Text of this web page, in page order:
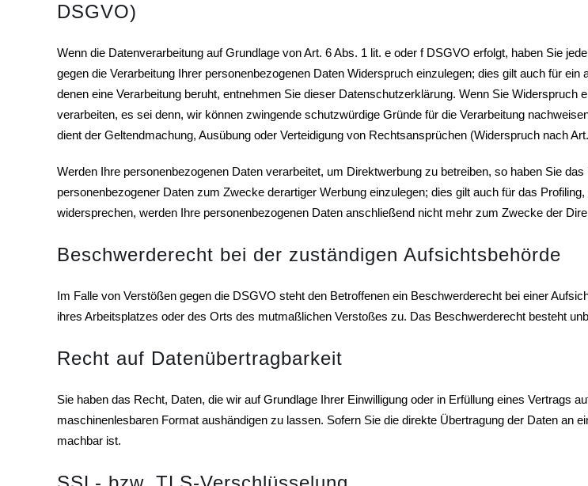
DSGVO)
Wenn die Datenverarbeitung auf Grundlage von Art. 6 Abs. 1 lit. e oder f DSGVO erfolgt, haben Sie
gegen die Verarbeitung Ihrer personenbezogenen Daten Widerspruch einzulegen; dies gilt auch für
denen eine Verarbeitung beruht, entnehmen Sie dieser Datenschutzerklärung. Wenn Sie
verarbeiten, es sei denn, wir können zwingende schutzwürdige Gründe für die Verarbeitung
dient der Geltendmachung, Ausübung oder Verteidigung von Rechtsansprüchen (Widerspruch nach
Werden Ihre personenbezogenen Daten verarbeitet, um Direktwerbung zu betreiben, so haben Sie
personenbezogener Daten zum Zwecke derartiger Werbung einzulegen; dies gilt auch für das
widersprechen, werden Ihre personenbezogenen Daten anschließend nicht mehr zum Zwecke der
Beschwerderecht bei der zuständigen Aufsichtsbehörde
Im Falle von Verstößen gegen die DSGVO steht den Betroffenen ein Beschwerderecht bei einer
ihres Arbeitsplatzes oder des Orts des mutmaßlichen Verstoßes zu. Das Beschwerderecht besteht
Recht auf Datenübertragbarkeit
Sie haben das Recht, Daten, die wir auf Grundlage Ihrer Einwilligung oder in Erfüllung eines Vertrags
maschinenlesbaren Format aushändigen zu lassen. Sofern Sie die direkte Übertragung der Daten an
machbar ist.